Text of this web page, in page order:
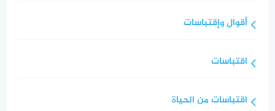
أقوال وإقتباسات
اقتباسات
اقتباسات من الحياة